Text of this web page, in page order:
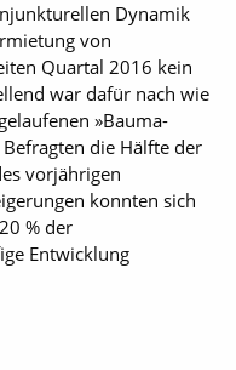
Dynamik
von
Quartal 2016 kein
war dafür nach wie
»Bauma-
die Hälfte der
vorjährigen
konnten sich
% der
Entwicklung